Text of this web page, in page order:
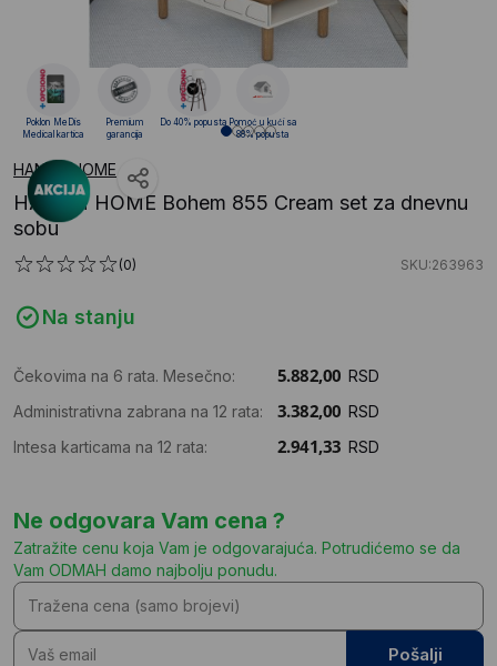
HANAH HOME
HANAH HOME Bohem 855 Cream set za dnevnu
sobu
(0) SKU:263963
Na stanju
Čekovima na 6 rata. Mesečno:
RSD
Administrativna zabrana na 12 rata:
RSD
Intesa karticama na 12 rata:
RSD
Ne odgovara Vam cena ?
Zatražite cenu koja Vam je odgovarajuća. Potrudićemo se da
Vam ODMAH damo najbolju ponudu.
Pošalji
Poklon MeDis
Medical kartica
Premium
garancija
Do 40% popusta Pomoć u kući sa
88% popusta